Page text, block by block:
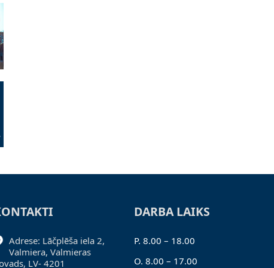
Adrese: Lāčplēša iela 2,
Valmiera, Valmieras
LV- 4201
DARBA LAIKS
P. 8.00 – 18.00
O. 8.00 – 17.00